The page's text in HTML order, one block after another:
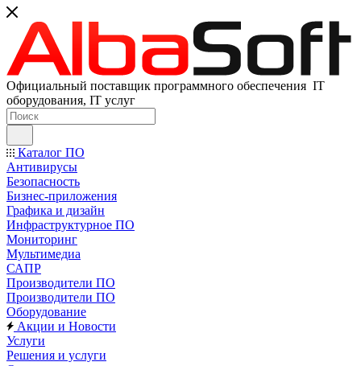
Официальный поставщик программного обеспечения IT
оборудования, IT услуг
Каталог ПО
Антивирусы
Безопасность
Бизнес-приложения
Графика и дизайн
Инфраструктурное ПО
Мониторинг
Мультимедиа
САПР
Производители ПО
Производители ПО
Оборудование
Акции и Новости
Услуги
Решения и услуги